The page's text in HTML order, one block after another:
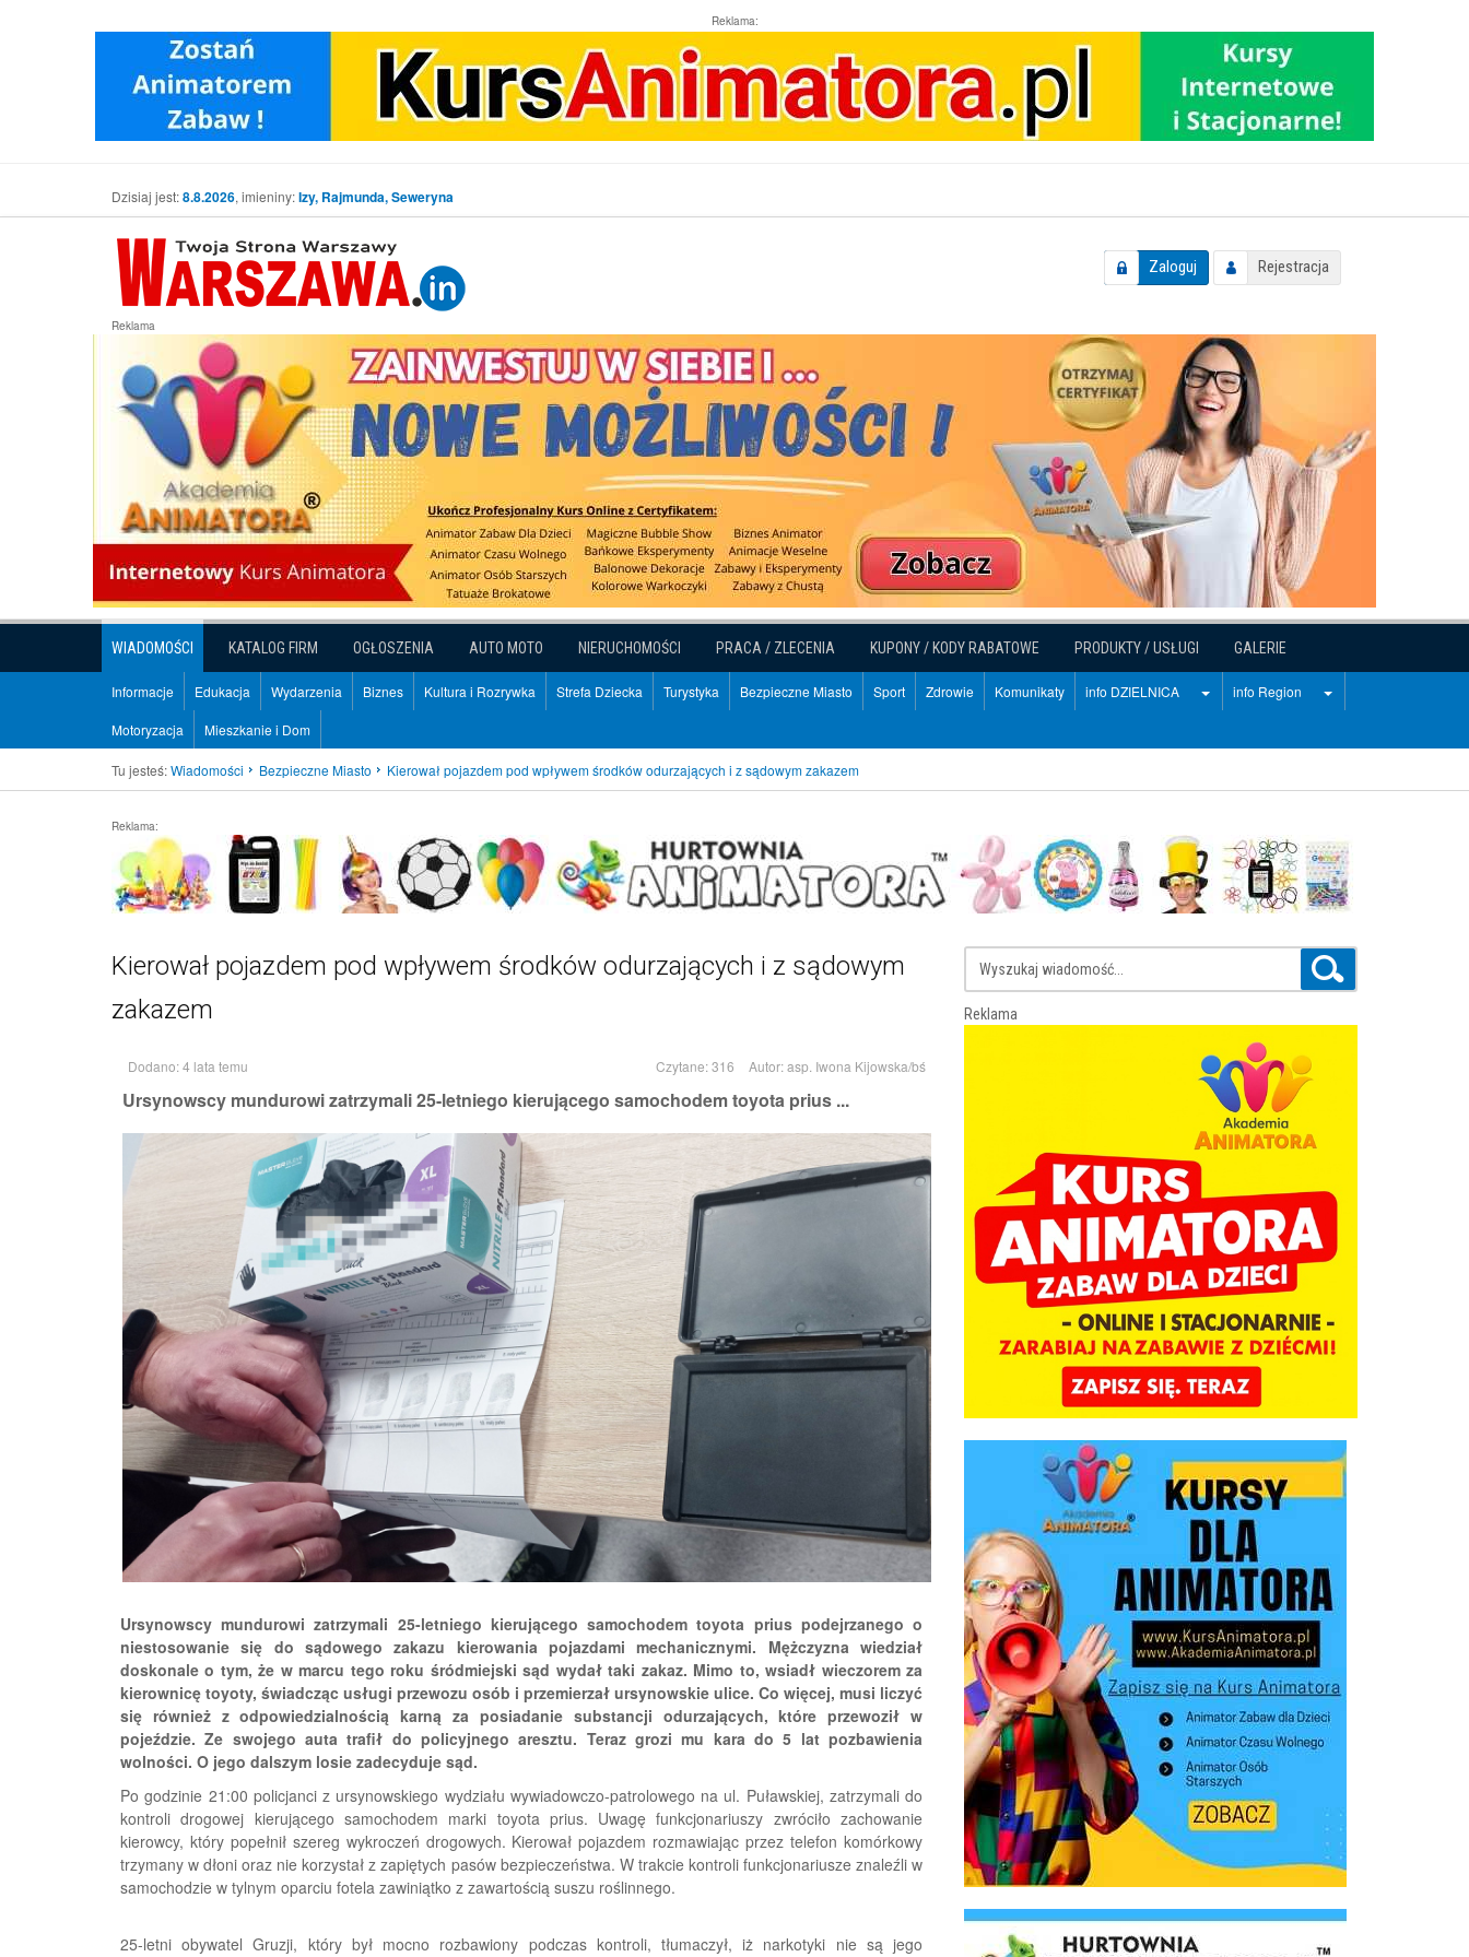
Reklama:
Dzisiaj jest:8.8.2026, imieniny:Izy, Rajmunda, Seweryna
Zaloguj Rejestracja
Reklama
WIADOMOŚCI KATALOG FIRM OGŁOSZENIA AUTO MOTO NIERUCHOMOŚCI PRACA / ZLECENIA KUPONY / KODY RABATOWE PRODUKTY / USŁUGI GALERIE
Informacje Edukacja Wydarzenia Biznes Kultura i Rozrywka Strefa Dziecka Turystyka Bezpieczne Miasto Sport Zdrowie Komunikaty info DZIELNICA info Region
Motoryzacja Mieszkanie i Dom
Tu jesteś:Wiadomości Bezpieczne Miasto Kierował pojazdem pod wpływem środków odurzających i z sądowym zakazem
Reklama:
Kierował pojazdem pod wpływem środków odurzających i z sądowym
zakazem
Dodano: 4 lata temu Czytane: 316 Autor:asp. Iwona Kijowska/bś
Ursynowscy mundurowi zatrzymali 25-letniego kierującego samochodem toyota prius ...
Ursynowscy mundurowi zatrzymali 25-letniego kierującego samochodem toyota prius podejrzanego o
niestosowanie się do sądowego zakazu kierowania pojazdami mechanicznymi. Mężczyzna wiedział
doskonale o tym, że w marcu tego roku śródmiejski sąd wydał taki zakaz. Mimo to, wsiadł wieczorem za
kierownicę toyoty, świadcząc usługi przewozu osób i przemierzał ursynowskie ulice. Co więcej, musi liczyć
się również z odpowiedzialnością karną za posiadanie substancji odurzających, które przewoził w
pojeździe. Ze swojego auta trafił do policyjnego aresztu. Teraz grozi mu kara do 5 lat pozbawienia
wolności. O jego dalszym losie zadecyduje sąd.
Po godzinie 21:00 policjanci z ursynowskiego wydziału wywiadowczo-patrolowego na ul. Puławskiej, zatrzymali do
kontroli drogowej kierującego samochodem marki toyota prius. Uwagę funkcjonariuszy zwróciło zachowanie
kierowcy, który popełnił szereg wykroczeń drogowych. Kierował pojazdem rozmawiając przez telefon komórkowy
trzymany w dłoni oraz nie korzystał z zapiętych pasów bezpieczeństwa. W trakcie kontroli funkcjonariusze znaleźli w
samochodzie w tylnym oparciu fotela zawiniątko z zawartością suszu roślinnego.
25-letni obywatel Gruzji, który był mocno rozbawiony podczas kontroli, tłumaczył, iż narkotyki nie są jego
Reklama